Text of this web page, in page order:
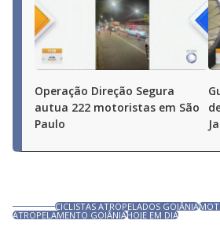
Operação Direção Segura
autua 222 motoristas em São
Paulo
CICLISTAS ATROPELADOS GOIÂNIA
ATROPELAMENTO GOIÂNIAHOJE EM DIA